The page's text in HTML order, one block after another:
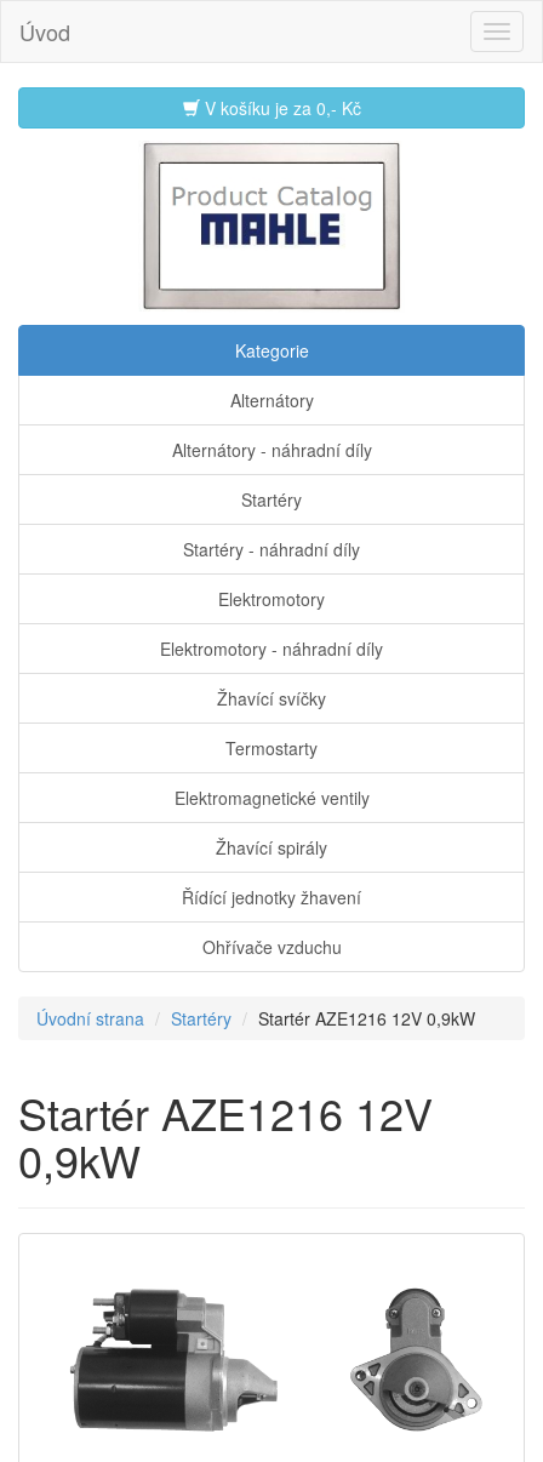
Úvod
V košíku je za 0,- Kč
Kategorie
Alternátory
Alternátory - náhradní díly
Startéry
Startéry - náhradní díly
Elektromotory
Elektromotory - náhradní díly
Žhavící svíčky
Termostarty
Elektromagnetické ventily
Žhavící spirály
Řídící jednotky žhavení
Ohřívače vzduchu
Úvodní strana Startéry Startér AZE1216 12V 0,9kW
Startér AZE1216 12V
0,9kW